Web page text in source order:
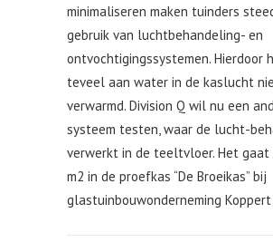
minimaliseren maken tuinders
gebruik van luchtbehandeling- en
ontvochtigingssystemen. Hierdoor
teveel aan water in de kaslucht
verwarmd. Division Q wil nu een
systeem testen, waar de lucht-
verwerkt in de teeltvloer. Het gaat
m2 in de proefkas “De Broeikas” bij
glastuinbouwonderneming Koppert